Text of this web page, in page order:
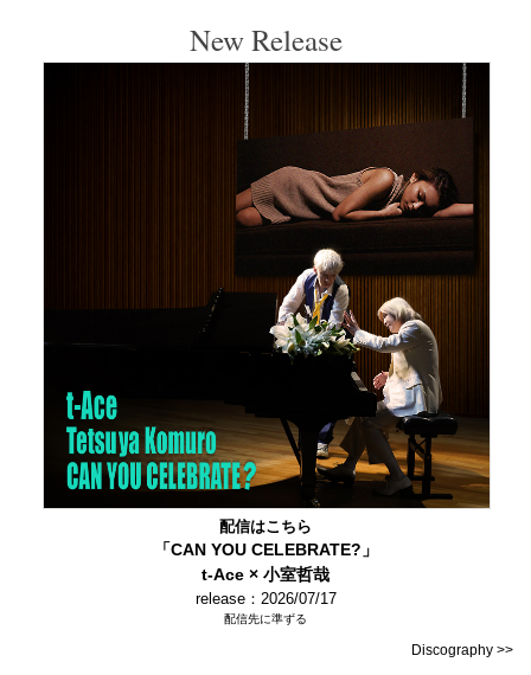
New Release
配信はこちら
「CAN YOU CELEBRATE?」
t-Ace × 小室哲哉
release：2026/07/17
配信先に準ずる
Discography >>